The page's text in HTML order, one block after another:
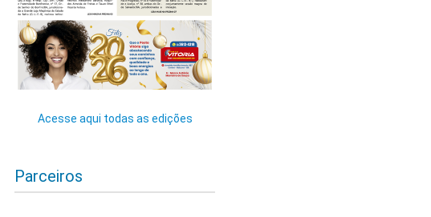
Acesse aqui todas as edições
Parceiros